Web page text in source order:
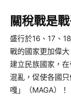
關稅戰是
盛行於16、17、
戰的國家更加偉
建立民族國家，
混亂，促使各國
嘎」（MAGA）！